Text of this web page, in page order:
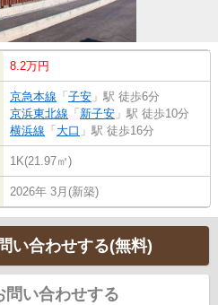
8.2万円
京急本線 「 子安 」駅 徒歩6分
京浜東北線 「 新子安 」駅 徒歩10分
横浜線 「 大口 」駅 徒歩16分
1K(21.97㎡)
2026年 3月(新築)
い合わせする(無料)
問い合わせする